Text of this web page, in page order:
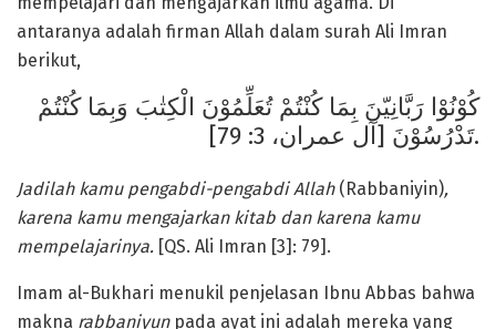
antaranya adalah firman Allah dalam surah Ali Imran
berikut,
كُوْنُوْا رَبَّانِيّنَ بِمَا كُنْتُمْ تُعَلِّمُوْنَ الْكِتٰبَ وَبِمَا كُنْتُمْ
تَدْرُسُوْنَ [آل عمران، 3: 79].
Jadilah kamu pengabdi-pengabdi Allah (Rabbaniyin),
karena kamu mengajarkan kitab dan karena kamu
mempelajarinya. [QS. Ali Imran [3]: 79].
Imam al-Bukhari menukil penjelasan Ibnu Abbas bahwa
makna rabbaniyun pada ayat ini adalah mereka yang